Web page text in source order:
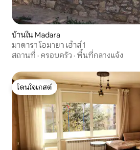
บ้านใน Madara
มาดารา โอมายา เฮ้าส์ 1
สถานที่ · ครอบครัว · พื้นที่กลางแจ้ง
โดนใจเกสต์
โดนใจเกสต์